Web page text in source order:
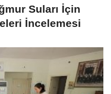
Suları İçin
İncelemesi